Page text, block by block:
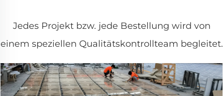
Jedes Projekt bzw. jede Bestellung wird von
einem speziellen Qualitätskontrollteam begleitet.